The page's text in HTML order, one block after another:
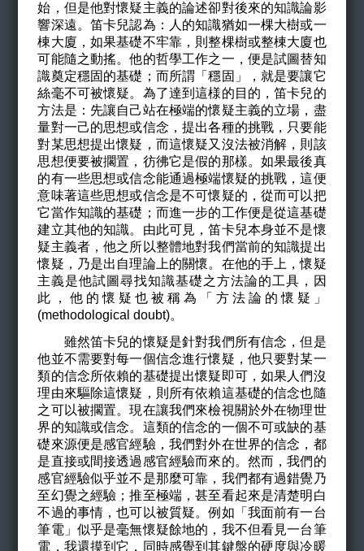
始，但是他對懷疑主義的論述卻對後來的知識論影
響深遠。笛卡兒認為：人的知識猶如一棵大樹或一
棟大廈，如果基礎不牢靠，則整棵樹或整棟大廈也
可能隨之動搖。他的哲學工作之一，便是試圖替知
識奠定穩固的基礎；而所謂「穩固」，就是要讓它
絲毫不可被懷疑。為了達到這様的目的，笛卡兒的
方法是：先讓自己站在極端的懷疑主義的立場，盡
量對一己的思想或信念，提出各種的挑戰，只要能
對某思想提出懷疑，而這懷疑又沒法被消解，則該
思想便要被擱置，彷彿它是假的那樣。如果最後真
的有一些思想或信念能通過極端懷疑的挑戰，這便
意味著這些思想或信念是不可懷疑的，從而可以把
它當作知識的基礎；而進一步的工作便是從這基礎
建立其他的知識。由此可見，笛卡兒本身並不是懷
疑主義者，他之所以整體地對我們當前的知識提出
懷疑，乃是出自理論上的關懷。在他的手上，懷疑
主義是他試圖尋找知識基礎之方法論的工具，因
此，他的懷疑也被稱為「方法論的懷疑」
(methodological doubt)。
雖然笛卡兒的懷疑是針對我們所有信念，但是
他並不需要對每一個信念進行懷疑，他只要對某一
類的信念所依賴的基礎提出懷疑即可，如果人們沒
理由來驅除這懷疑，則所有依賴這基礎的信念也隨
之可以被擱置。現在讓我們來檢視關於外在物理世
界的知識或信念。這類的信念的一個不可或缺的基
礎來源便是感官經驗，我們對外在世界的信念，都
是直接或間接透過感官經驗而來的。然而，我們的
感官經驗似乎並不是那麼可靠，我們都有過錯覺乃
至幻覺之經驗；推至極端，甚至看起來是清楚明白
不過的事情，也可以被質疑。例如「我面前有一台
筆電」似乎是毫無懷疑餘地的，我不但看見一台筆
電，我還摸到它，同時感覺到其鍵盤的硬度與冷暖